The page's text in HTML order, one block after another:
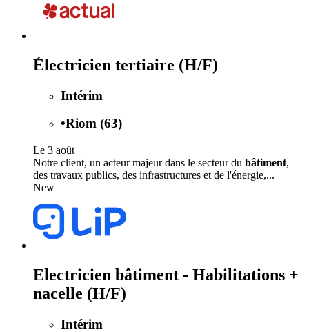
Électricien tertiaire (H/F)
Intérim
•Riom (63)
Le 3 août
Notre client, un acteur majeur dans le secteur du bâtiment,
des travaux publics, des infrastructures et de l'énergie,...
New
Electricien bâtiment - Habilitations +
nacelle (H/F)
Intérim